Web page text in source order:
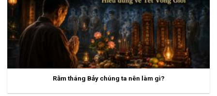
Rằm tháng Bảy chúng ta nên làm gì?